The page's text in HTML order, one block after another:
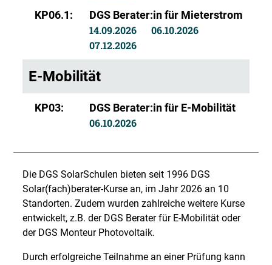
KP06.1:
DGS Berater:in für Mieterstrom
14.09.2026
06.10.2026
07.12.2026
E-Mobilität
KP03:
DGS Berater:in für E-Mobilität
06.10.2026
Die DGS SolarSchulen bieten seit 1996 DGS
Solar(fach)berater-Kurse an, im Jahr 2026 an 10
Standorten. Zudem wurden zahlreiche weitere Kurse
entwickelt, z.B. der DGS Berater für E-Mobilität oder
der DGS Monteur Photovoltaik.
Durch erfolgreiche Teilnahme an einer Prüfung kann